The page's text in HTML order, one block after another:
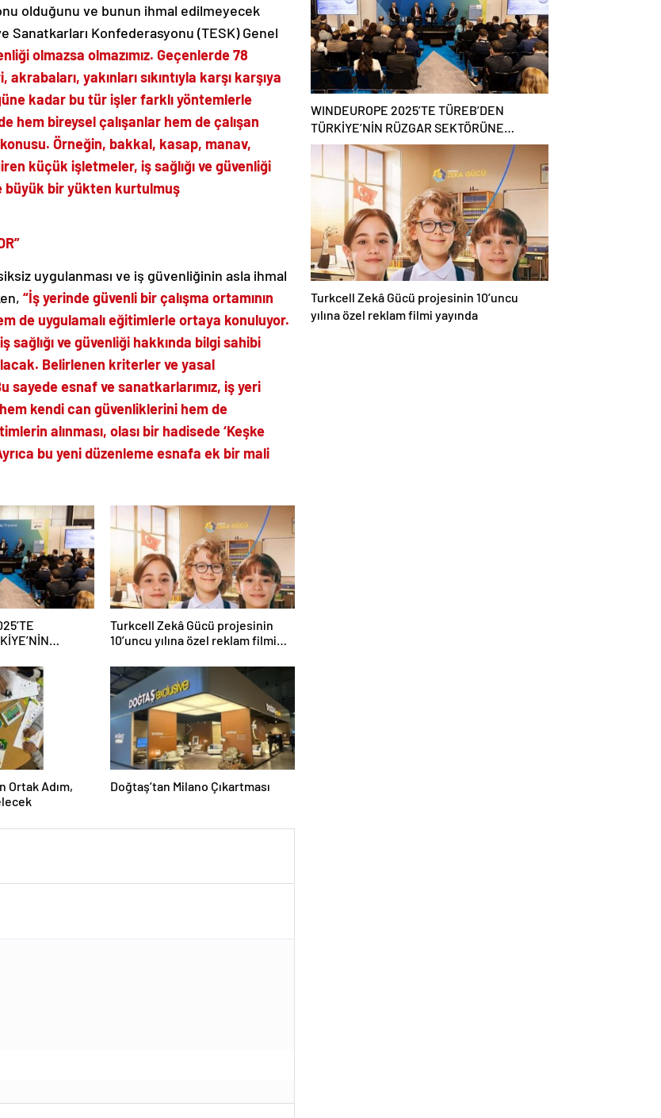
olduğunu ve bunun ihmal edilmeyecek
Konfederasyonu (TESK) Genel
olmazsa olmazımız. Geçenlerde 78
yakınları sıkıntıyla karşı karşıya
kadar bu tür işler farklı yöntemlerle
hem bireysel çalışanlar hem de çalışan
Örneğin, bakkal, kasap, manav,
küçük işletmeler, iş sağlığı ve güvenliği
büyük bir yükten kurtulmuş
uygulanması ve iş güvenliğinin asla ihmal
“İş yerinde güvenli bir çalışma ortamının
de uygulamalı eğitimlerle ortaya konuluyor.
ve güvenliği hakkında bilgi sahibi
Belirlenen kriterler ve yasal
sayede esnaf ve sanatkarlarımız, iş yeri
kendi can güvenliklerini hem de
alınması, olası bir hadisede ‘Keşke
bu yeni düzenleme esnafa ek bir mali
Turkcell Zekâ Gücü projesinin
10’uncu yılına özel reklam filmi
Ortak Adım,
Doğtaş’tan Milano Çıkartması
WINDEUROPE 2025’TE TÜREB’DEN
TÜRKİYE’NİN RÜZGAR SEKTÖRÜNE
YÖNELİK GÜÇLÜ ÇAĞRI
Turkcell Zekâ Gücü projesinin 10’uncu
yılına özel reklam filmi yayında